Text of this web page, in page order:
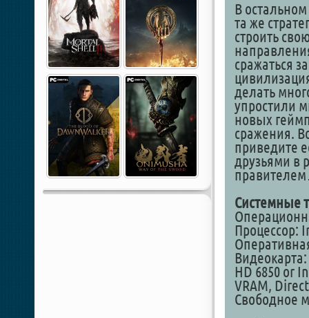
В
та же
строить
сражаться
делать
упростили
новых
сражения.
приведите
друзьями в
Системные
Процессор:
HD 6850 or
VRAM,
Свободное